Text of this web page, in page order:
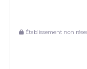
Établissement non